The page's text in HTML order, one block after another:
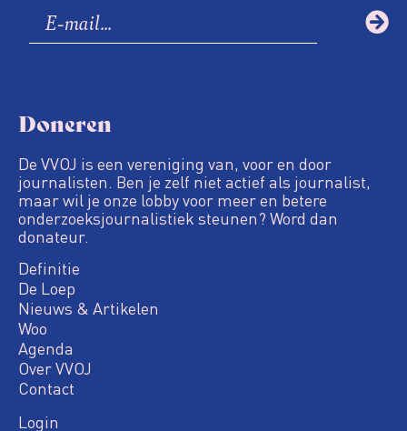
Doneren
De VVOJ is een vereniging van, voor en door
journalisten. Ben je zelf niet actief als journalist,
maar wil je onze lobby voor meer en betere
onderzoeksjournalistiek steunen? Word dan
donateur.
Definitie
De Loep
Nieuws & Artikelen
Woo
Agenda
Over VVOJ
Contact
Login